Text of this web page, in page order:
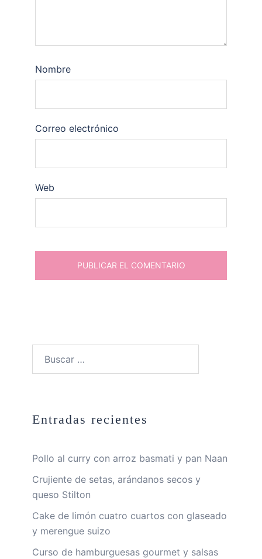
Nombre
Correo electrónico
Web
Entradas recientes
Pollo al curry con arroz basmati y pan Naan
Crujiente de setas, arándanos secos y
queso Stilton
Cake de limón cuatro cuartos con glaseado
y merengue suizo
Curso de hamburguesas gourmet y salsas